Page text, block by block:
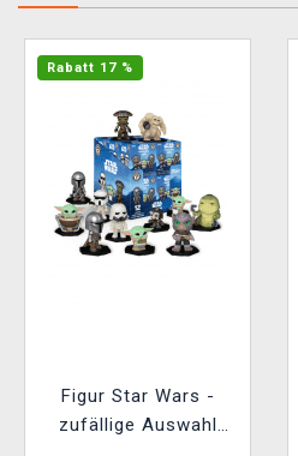
Rabatt 17 %
Figur Star Wars -
zufällige Auswahl